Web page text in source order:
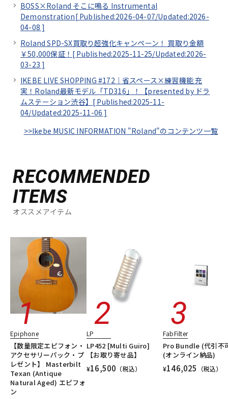
BOSS×Roland そこに鳴る Instrumental
Demonstration[ Published:2026-04-07/Updated:2026-
04-08 ]
Roland SPD-SX買取り超強化キャンペーン！ 買取り金額
￥50,000保証！[ Published:2025-11-25/Updated:2026-
03-23 ]
IKEBE LIVE SHOPPING #172｜省スペース×練習機能 充
実！Roland最新モデル「TD316」！【presented by ドラ
ムステーション渋谷】[ Published:2025-11-
04/Updated:2025-11-06 ]
>>Ikebe MUSIC INFORMATION "Roland"のコンテンツ一覧
RECOMMENDED
ITEMS
オススメアイテム
Epiphone
【数量限定エピフォン・
アクセサリーパック・プ
レゼント】 Masterbilt
Texan (Antique
Natural Aged) エピフォ
ン
LP
LP452 [Multi Guiro]
【お取り寄せ品】
¥16,500 （税込）
FabFilter
Pro Bundle (代引不
(オンライン納品)
¥146,025 （税込）